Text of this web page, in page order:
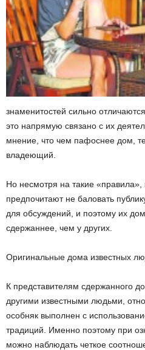
знаменитостей сильно
это напрямую связано с их
мнение, что чем пафоснее дом,
владеющий.
Но несмотря на такие
предпочитают не баловать
для обсуждений, и поэтому их
сдержаннее, чем у других.
Оригинальные дома известных
К представителям сдержанного
другими известными людьми,
особняк выполнен с
традиций. Именно поэтому при
можно наблюдать четкое